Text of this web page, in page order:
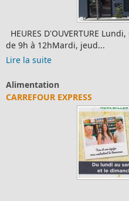
HEURES D'OUVERTURE
de 9h à 12hMardi, jeud...
Lire la suite
Alimentation
CARREFOUR EXPRESS